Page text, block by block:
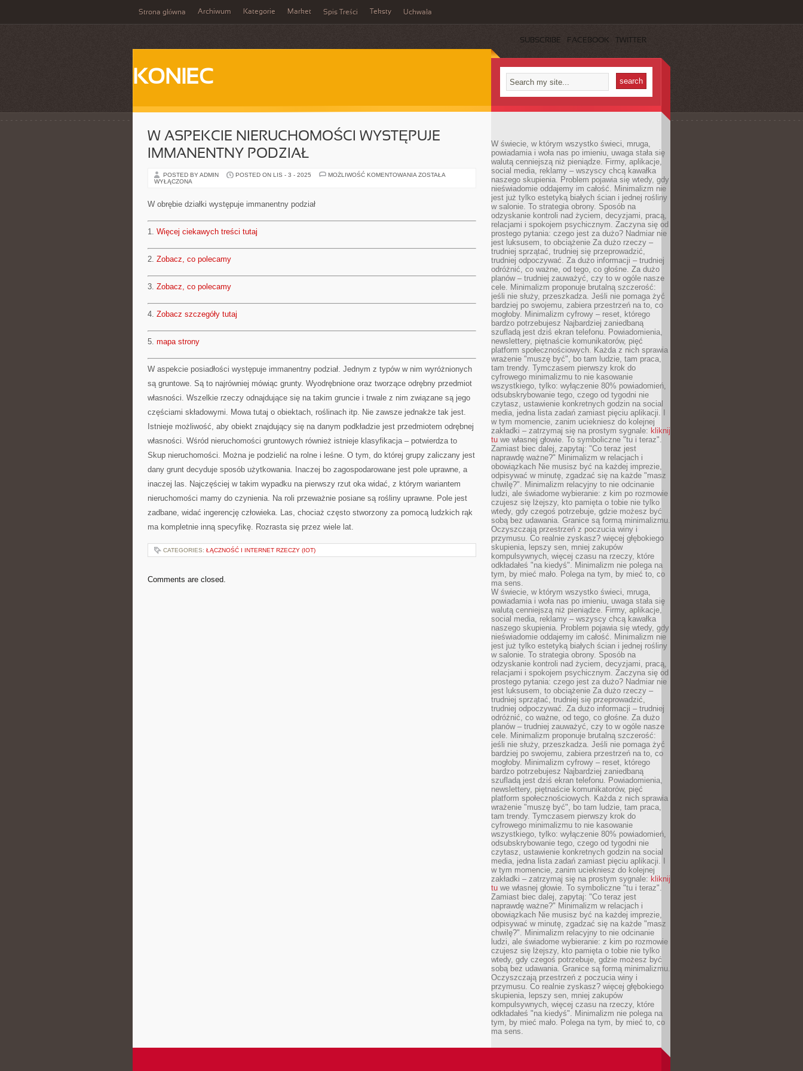
Strona główna Archiwum Kategorie Market Spis Treści Teksty Uchwała
SUBSCRIBE FACEBOOK TWITTER
KONIEC
W ASPEKCIE NIERUCHOMOŚCI WYSTĘPUJE
IMMANENTNY PODZIAŁ
POSTED BY ADMIN POSTED ON LIS - 3 - 2025 MOŻLIWOŚĆ KOMENTOWANIA W
ZOSTAŁA
WYŁĄCZONA
W obrębie działki występuje immanentny podział
1. Więcej ciekawych treści tutaj
2. Zobacz, co polecamy
3. Zobacz, co polecamy
4. Zobacz szczegóły tutaj
5. mapa strony
W aspekcie posiadłości występuje immanentny podział. Jednym z typów w nim wyróżnionych
są gruntowe. Są to najrówniej mówiąc grunty. Wyodrębnione oraz tworzące odrębny przedmiot
własności. Wszelkie rzeczy odnajdujące się na takim gruncie i trwale z nim związane są jego
częściami składowymi. Mowa tutaj o obiektach, roślinach itp. Nie zawsze jednakże tak jest.
Istnieje możliwość, aby obiekt znajdujący się na danym podkładzie jest przedmiotem odrębnej
własności. Wśród nieruchomości gruntowych również istnieje klasyfikacja – potwierdza to
Skup nieruchomości. Można je podzielić na rolne i leśne. O tym, do której grupy zaliczany jest
dany grunt decyduje sposób użytkowania. Inaczej bo zagospodarowane jest pole uprawne, a
inaczej las. Najczęściej w takim wypadku na pierwszy rzut oka widać, z którym wariantem
nieruchomości mamy do czynienia. Na roli przeważnie posiane są rośliny uprawne. Pole jest
zadbane, widać ingerencję człowieka. Las, chociaż często stworzony za pomocą ludzkich rąk
ma kompletnie inną specyfikę. Rozrasta się przez wiele lat.
CATEGORIES: ŁĄCZNOŚĆ I INTERNET RZECZY (IOT)
Comments are closed.
W świecie, w którym wszystko świeci, mruga,
powiadamia i woła nas po imieniu, uwaga stała się
walutą cenniejszą niż pieniądze. Firmy, aplikacje,
social media, reklamy – wszyscy chcą kawałka
naszego skupienia. Problem pojawia się wtedy, gdy
nieświadomie oddajemy im całość. Minimalizm nie
jest już tylko estetyką białych ścian i jednej rośliny
w salonie. To strategia obrony. Sposób na
odzyskanie kontroli nad życiem, decyzjami, pracą,
relacjami i spokojem psychicznym. Zaczyna się od
prostego pytania: czego jest za dużo? Nadmiar nie
jest luksusem, to obciążenie Za dużo rzeczy –
trudniej sprzątać, trudniej się przeprowadzić,
trudniej odpoczywać. Za dużo informacji – trudniej
odróżnić, co ważne, od tego, co głośne. Za dużo
planów – trudniej zauważyć, czy to w ogóle nasze
cele. Minimalizm proponuje brutalną szczerość:
jeśli nie służy, przeszkadza. Jeśli nie pomaga żyć
bardziej po swojemu, zabiera przestrzeń na to, co
mogłoby. Minimalizm cyfrowy – reset, którego
bardzo potrzebujesz Najbardziej zaniedbaną
szufladą jest dziś ekran telefonu. Powiadomienia,
newslettery, piętnaście komunikatorów, pięć
platform społecznościowych. Każda z nich sprawia
wrażenie "muszę być", bo tam ludzie, tam praca,
tam trendy. Tymczasem pierwszy krok do
cyfrowego minimalizmu to nie kasowanie
wszystkiego, tylko: wyłączenie 80% powiadomień,
odsubskrybowanie tego, czego od tygodni nie
czytasz, ustawienie konkretnych godzin na social
media, jedna lista zadań zamiast pięciu aplikacji. I
w tym momencie, zanim uciekniesz do kolejnej
zakładki – zatrzymaj się na prostym sygnale: kliknij
tu we własnej głowie. To symboliczne "tu i teraz".
Zamiast biec dalej, zapytaj: "Co teraz jest
naprawdę ważne?" Minimalizm w relacjach i
obowiązkach Nie musisz być na każdej imprezie,
odpisywać w minutę, zgadzać się na każde "masz
chwilę?". Minimalizm relacyjny to nie odcinanie
ludzi, ale świadome wybieranie: z kim po rozmowie
czujesz się lżejszy, kto pamięta o tobie nie tylko
wtedy, gdy czegoś potrzebuje, gdzie możesz być
sobą bez udawania. Granice są formą minimalizmu.
Oczyszczają przestrzeń z poczucia winy i
przymusu. Co realnie zyskasz? więcej głębokiego
skupienia, lepszy sen, mniej zakupów
kompulsywnych, więcej czasu na rzeczy, które
odkładałeś "na kiedyś". Minimalizm nie polega na
tym, by mieć mało. Polega na tym, by mieć to, co
ma sens.
W świecie, w którym wszystko świeci, mruga,
powiadamia i woła nas po imieniu, uwaga stała się
walutą cenniejszą niż pieniądze. Firmy, aplikacje,
social media, reklamy – wszyscy chcą kawałka
naszego skupienia. Problem pojawia się wtedy, gdy
nieświadomie oddajemy im całość. Minimalizm nie
jest już tylko estetyką białych ścian i jednej rośliny
w salonie. To strategia obrony. Sposób na
odzyskanie kontroli nad życiem, decyzjami, pracą,
relacjami i spokojem psychicznym. Zaczyna się od
prostego pytania: czego jest za dużo? Nadmiar nie
jest luksusem, to obciążenie Za dużo rzeczy –
trudniej sprzątać, trudniej się przeprowadzić,
trudniej odpoczywać. Za dużo informacji – trudniej
odróżnić, co ważne, od tego, co głośne. Za dużo
planów – trudniej zauważyć, czy to w ogóle nasze
cele. Minimalizm proponuje brutalną szczerość:
jeśli nie służy, przeszkadza. Jeśli nie pomaga żyć
bardziej po swojemu, zabiera przestrzeń na to, co
mogłoby. Minimalizm cyfrowy – reset, którego
bardzo potrzebujesz Najbardziej zaniedbaną
szufladą jest dziś ekran telefonu. Powiadomienia,
newslettery, piętnaście komunikatorów, pięć
platform społecznościowych. Każda z nich sprawia
wrażenie "muszę być", bo tam ludzie, tam praca,
tam trendy. Tymczasem pierwszy krok do
cyfrowego minimalizmu to nie kasowanie
wszystkiego, tylko: wyłączenie 80% powiadomień,
odsubskrybowanie tego, czego od tygodni nie
czytasz, ustawienie konkretnych godzin na social
media, jedna lista zadań zamiast pięciu aplikacji. I
w tym momencie, zanim uciekniesz do kolejnej
zakładki – zatrzymaj się na prostym sygnale: kliknij
tu we własnej głowie. To symboliczne "tu i teraz".
Zamiast biec dalej, zapytaj: "Co teraz jest
naprawdę ważne?" Minimalizm w relacjach i
obowiązkach Nie musisz być na każdej imprezie,
odpisywać w minutę, zgadzać się na każde "masz
chwilę?". Minimalizm relacyjny to nie odcinanie
ludzi, ale świadome wybieranie: z kim po rozmowie
czujesz się lżejszy, kto pamięta o tobie nie tylko
wtedy, gdy czegoś potrzebuje, gdzie możesz być
sobą bez udawania. Granice są formą minimalizmu.
Oczyszczają przestrzeń z poczucia winy i
przymusu. Co realnie zyskasz? więcej głębokiego
skupienia, lepszy sen, mniej zakupów
kompulsywnych, więcej czasu na rzeczy, które
odkładałeś "na kiedyś". Minimalizm nie polega na
tym, by mieć mało. Polega na tym, by mieć to, co
ma sens.